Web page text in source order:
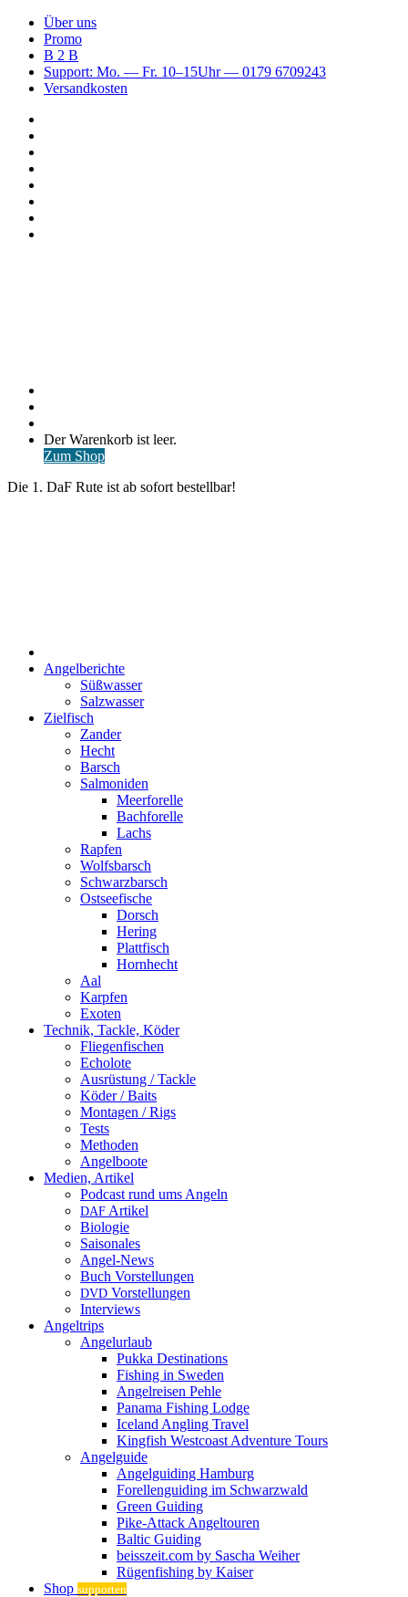
Über uns
Promo
B 2 B
Support: Mo. — Fr. 10–15Uhr — 0179 6709243
Versandkosten
Warenkorb
ansehen
Der Warenkorb ist leer.
Zum Shop
Die 1. DaF Rute ist ab sofort bestellbar!
Angelberichte
Süßwasser
Salzwasser
Zielfisch
Zander
Hecht
Barsch
Salmoniden
Meerforelle
Bachforelle
Lachs
Rapfen
Wolfsbarsch
Schwarzbarsch
Ostseefische
Dorsch
Hering
Plattfisch
Hornhecht
Aal
Karpfen
Exoten
Technik, Tackle, Köder
Fliegenfischen
Echolote
Ausrüstung / Tackle
Köder / Baits
Montagen / Rigs
Tests
Methoden
Angelboote
Medien, Artikel
Podcast rund ums Angeln
DAF Artikel
Biologie
Saisonales
Angel-News
Buch Vorstellungen
DVD Vorstellungen
Interviews
Angeltrips
Angelurlaub
Pukka Destinations
Fishing in Sweden
Angelreisen Pehle
Panama Fishing Lodge
Iceland Angling Travel
Kingfish Westcoast Adventure Tours
Angelguide
Angelguiding Hamburg
Forellenguiding im Schwarzwald
Green Guiding
Pike-Attack Angeltouren
Baltic Guiding
beisszeit.com by Sascha Weiher
Rügenfishing by Kaiser
Shop supporten